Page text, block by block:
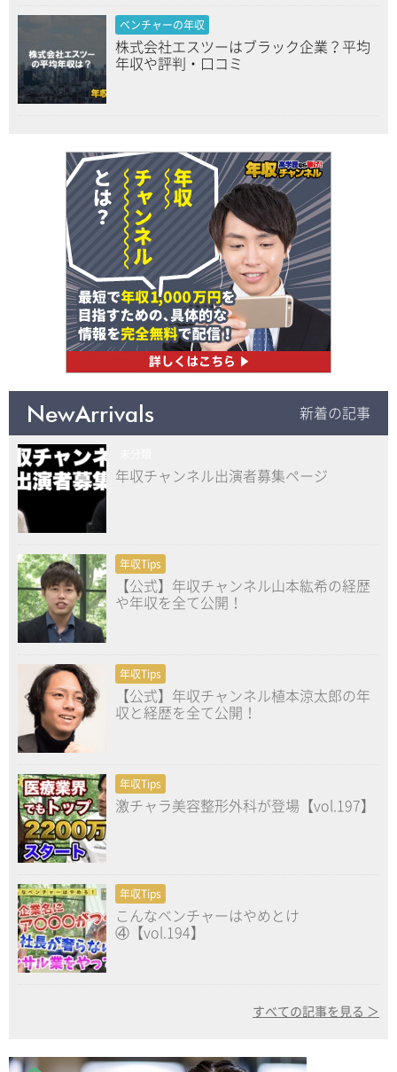
ベンチャーの年収
株式会社エスツーはブラック企業？平均
年収や評判・口コミ
NewArrivals 新着の記事
年収チャンネル出演者募集ページ
年収Tips
【公式】年収チャンネル山本紘希の経歴
や年収を全て公開！
年収Tips
【公式】年収チャンネル植本涼太郎の年
収と経歴を全て公開！
年収Tips
激チャラ美容整形外科が登場【vol.197】
年収Tips
こんなベンチャーはやめとけ
④【vol.194】
すべての記事を見る ＞